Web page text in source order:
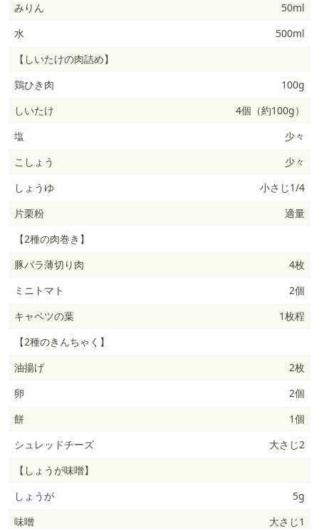
みりん
50ml
水
500ml
【しいたけの肉詰め】
鶏ひき肉
100g
しいたけ
4個（約100g）
塩
少々
こしょう
少々
しょうゆ
小さじ1/4
片栗粉
適量
【2種の肉巻き】
豚バラ薄切り肉
4枚
ミニトマト
2個
キャベツの葉
1枚程
【2種のきんちゃく】
油揚げ
2枚
卵
2個
餅
1個
シュレッドチーズ
大さじ2
【しょうが味噌】
しょうが
5g
味噌
大さじ1